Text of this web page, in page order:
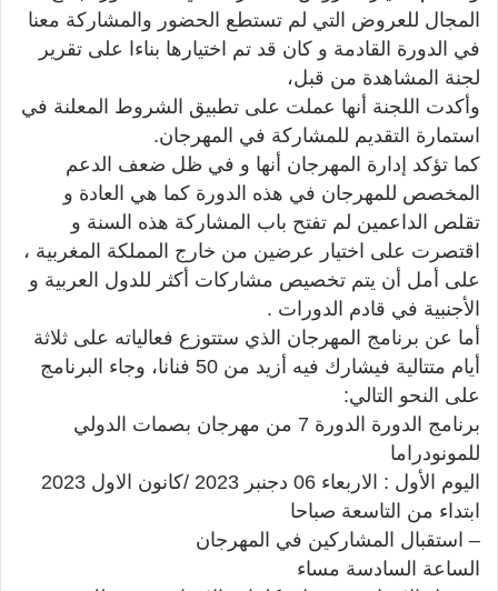
المجال للعروض التي لم تستطع الحضور والمشاركة معنا
في الدورة القادمة و كان قد تم اختيارها بناءا على تقرير
لجنة المشاهدة من قبل،
وأكدت اللجنة أنها عملت على تطبيق الشروط المعلنة في
استمارة التقديم للمشاركة في المهرجان.
كما تؤكد إدارة المهرجان أنها و في ظل ضعف الدعم
المخصص للمهرجان في هذه الدورة كما هي العادة و
تقلص الداعمين لم تفتح باب المشاركة هذه السنة و
اقتصرت على اختيار عرضين من خارج المملكة المغربية ،
على أمل أن يتم تخصيص مشاركات أكثر للدول العربية و
الأجنبية في قادم الدورات .
أما عن برنامج المهرجان الذي ستتوزع فعالياته على ثلاثة
أيام متتالية فيشارك فيه أزيد من 50 فنانا، وجاء البرنامج
على النحو التالي:
برنامج الدورة الدورة 7 من مهرجان بصمات الدولي
للمونودراما
اليوم الأول : الاربعاء 06 دجنبر 2023 /كانون الاول 2023
ابتداء من التاسعة صباحا
– استقبال المشاركين في المهرجان
الساعة السادسة مساء